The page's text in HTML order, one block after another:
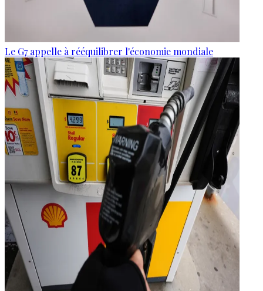
Le G7 appelle à rééquilibrer l'économie mondiale